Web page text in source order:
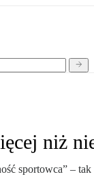
niż
sportowca” –